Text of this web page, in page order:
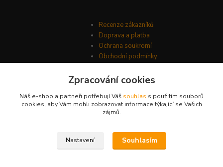
Recenze zákazníků
Doprava a platba
Ochrana soukromí
Obchodní podmínky
Zpracování cookies
Náš e-shop a partneři potřebují Váš souhlas s použitím souborů
cookies, aby Vám mohli zobrazovat informace týkající se Vašich
zájmů.
Nastavení Souhlasím